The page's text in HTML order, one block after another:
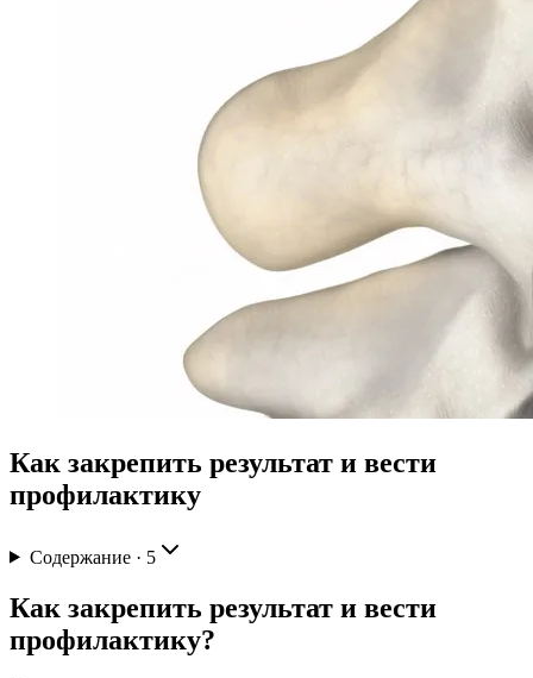
Как закрепить результат и вести
профилактику
Содержание · 5
Как закрепить результат и вести
профилактику?